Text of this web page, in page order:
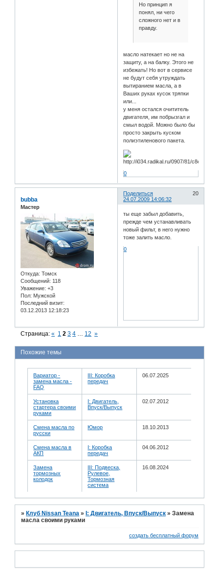
Но принцип я
понял, ни чего
сложного нет и в
правду.
масло натекает но не на
защиту, а на балку. Этого не
избежать! Но вот в сервисе
не будут себя утруждать
вытиранием масла, а в
Ваших руках кусок тряпки
или...
у меня остался очититель
двигателя, им побрызгал и
смыл водой. Можно было бы
просто закрыть куском
полиэтиленового пакета.
0
Поделиться
20
24.07.2009 14:06:32
bubba
Мастер
Откуда: Томск
Сообщений: 118
Уважение: +3
Пол: Мужской
Последний визит:
03.12.2013 12:18:23
ты еще забыл добавить,
прежде чем устанавливать
новый фильт, в него нужно
тоже залить масло.
0
Страница:« 1 2 3 4 … 12 »
Похожие темы
Вариатор -
замена масла -
FAQ
III: Коробка
передач
06.07.2025
Установка
стартера своими
руками
I: Двигатель,
Впуск/Выпуск
02.07.2012
Смена масла по
русски
Юмор 18.10.2013
Смена масла в
АКП
I: Коробка
передач
04.06.2012
Замена
тормозных
колодок
III: Подвеска,
Рулевое,
Тормозная
система
16.08.2024
» Клуб Nissan Teana » I: Двигатель, Впуск/Выпуск »Замена
масла своими руками
создать бесплатный форум